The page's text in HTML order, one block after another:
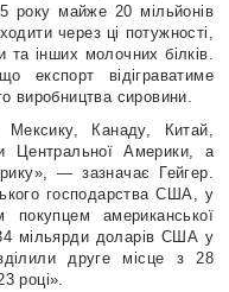
року майже 20 мільйонів
через ці потужності,
інших молочних білків.
експорт відіграватиме
виробництва сировини.
Мексику, Канаду, Китай,
Центральної Америки, а
— зазначає Гейгер.
господарства США, у
американської
34 мільярди доларів США у
друге місце з 28
році».